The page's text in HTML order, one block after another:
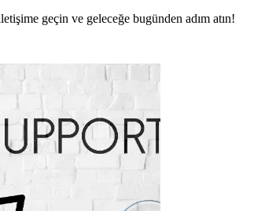
geçin ve geleceğe bugünden adım atın!